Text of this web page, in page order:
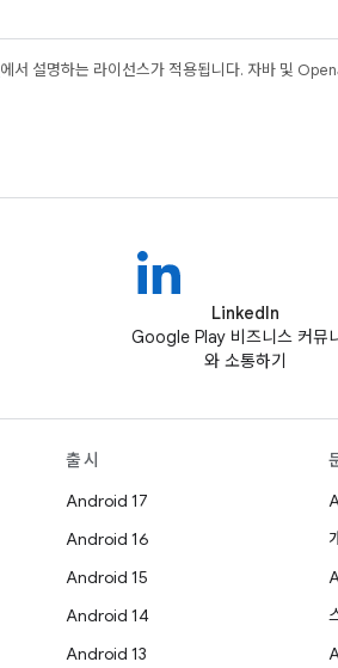
에서 설명하는 라이선스가 적용됩니다. 자바 및
LinkedIn
Google Play 비즈니스 커뮤
와 소통하기
출시
Android 17
Android 16
Android 15
Android 14
Android 13